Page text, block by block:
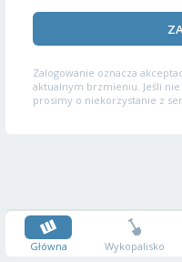
Zalogowanie oznacza
aktualnym brzmieniu. Jeśli nie
prosimy o niekorzystanie z
Główna Wykopalisko